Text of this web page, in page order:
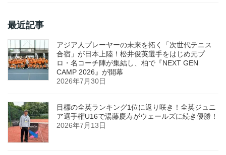
最近記事
アジア人プレーヤーの未来を拓く「次世代テニス
合宿」が日本上陸！松井俊英選手をはじめ元プ
ロ・名コーチ陣が集結し、柏で『NEXT GEN
CAMP 2026』が開幕
2026年7月30日
目標の全英ランキング1位に返り咲き！全英ジュニ
ア選手権U16で湯藤慶寿がウェールズに続き優勝！
2026年7月13日